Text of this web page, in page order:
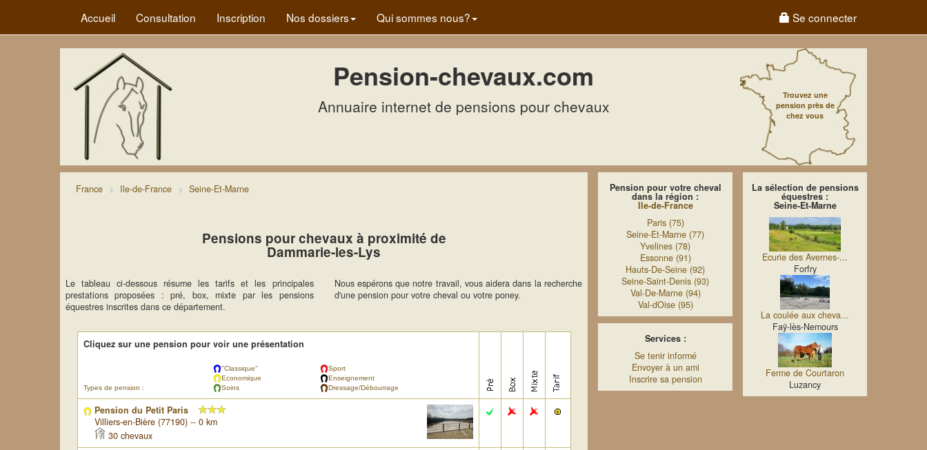
Accueil Consultation Inscription Nos dossiers Qui sommes nous? Se connecter
Pension-chevaux.com
Annuaire internet de pensions pour chevaux
Trouvez une
pension près de
chez vous
France Ile-de-France Seine-Et-Marne
Pensions pour chevaux à proximité de
Dammarie-les-Lys
Le tableau ci-dessous résume les tarifs et les principales
prestations proposées : pré, box, mixte par les pensions
équestres inscrites dans ce département.
Nous espérons que notre travail, vous aidera dans la recherche
d'une pension pour votre cheval ou votre poney.
Cliquez sur une pension pour voir une présentation
Types de pension :
"Classique"
Economique
Soins
Sport
Enseignement
Dressage/Débourrage
Pension du Petit Paris
Villiers-en-Bière (77190) -- 0 km
30 chevaux
Pension pour votre cheval
dans la région :
Ile-de-France
Paris (75)
Seine-Et-Marne (77)
Yvelines (78)
Essonne (91)
Hauts-De-Seine (92)
Seine-Saint-Denis (93)
Val-De-Marne (94)
Val-dOise (95)
Services :
Se tenir informé
Envoyer à un ami
Inscrire sa pension
La sélection de pensions
équestres :
Seine-Et-Marne
Ecurie des Avernes-...
Forfry
La coulée aux cheva...
Faÿ-lès-Nemours
Ferme de Courtaron
Luzancy